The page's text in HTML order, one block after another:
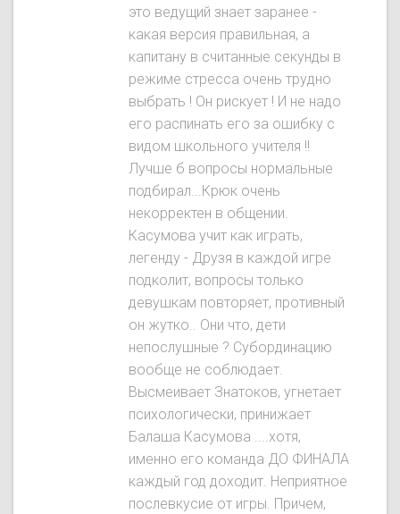
это ведущий знает заранее -
какая версия правильная, а
капитану в считанные секунды в
режиме стресса очень трудно
выбрать ! Он рискует ! И не надо
его распинать его за ошибку с
видом школьного учителя !!
Лучше б вопросы нормальные
подбирал...Крюк очень
некорректен в общении.
Касумова учит как играть,
легенду - Друзя в каждой игре
подколит, вопросы только
девушкам повторяет, противный
он жутко.. Они что, дети
непослушные ? Субординацию
вообще не соблюдает.
Высмеивает Знатокoв, угнетает
психологически, принижает
Балаша Касумова ....хотя,
именно его команда ДО ФИНАЛА
каждый год доходит. Неприятное
послевкусие от игры. Причем,